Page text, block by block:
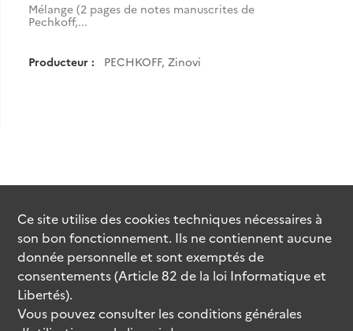
Mélange (2 pages de notes manuscrites de
Pechkoff,...
Producteur : PECHKOFF, Zinovi
Ce site utilise descookiestechniques nécessaires à
son bon fonctionnement. Ils ne contiennent aucune
donnée personnelle et sont exemptés de
consentements (Article 82 de la loi Informatique et
Libertés).
Vous pouvez consulter les conditions générales